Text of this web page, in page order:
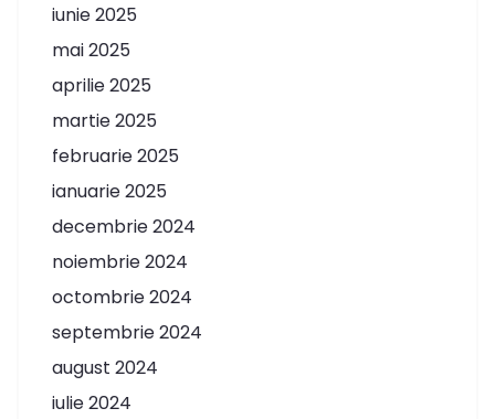
iunie 2025
mai 2025
aprilie 2025
martie 2025
februarie 2025
ianuarie 2025
decembrie 2024
noiembrie 2024
octombrie 2024
septembrie 2024
august 2024
iulie 2024